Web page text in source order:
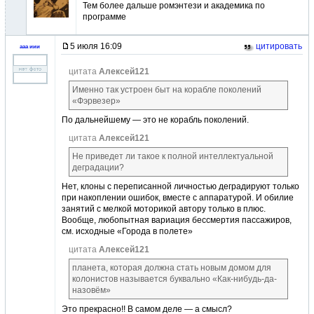
Тем более дальше ромэнтези и академика по
программе
ааа иии 5 июля 16:09 цитировать
цитата Алексей121
Именно так устроен быт на корабле поколений
«Фэрвезер»
По дальнейшему — это не корабль поколений.
цитата Алексей121
Не приведет ли такое к полной интеллектуальной
деградации?
Нет, клоны с переписанной личностью деградируют только
при накоплении ошибок, вместе с аппаратурой. И обилие
занятий с мелкой моторикой автору только в плюс.
Вообще, любопытная вариация бессмертия пассажиров,
см. исходные «Города в полете»
цитата Алексей121
планета, которая должна стать новым домом для
колонистов называется буквально «Как-нибудь-да-
назовём»
Это прекрасно!! В самом деле — а смысл?